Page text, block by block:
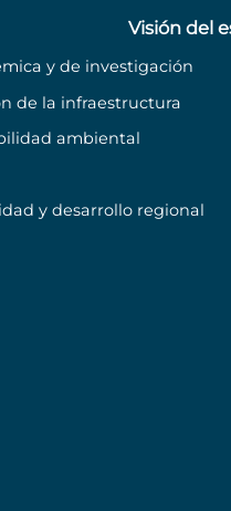
Visión del
y de investigación
de la infraestructura
ambiental
y desarrollo regional